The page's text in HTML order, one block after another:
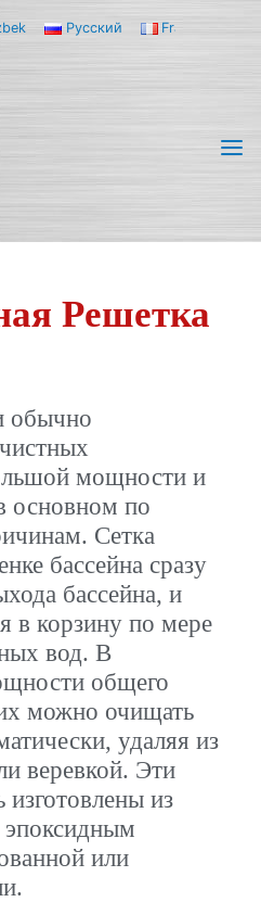
Русский Français
Решетка
обычно
мощности и
основном по
Сетка
бассейна сразу
бассейна, и
в корзину по мере
вод. В
общего
можно очищать
удаляя из
веревкой. Эти
из
или